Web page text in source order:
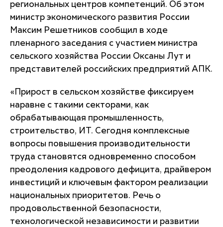
региональных центров компетенций. Об этом
министр экономического развития России
Максим Решетников сообщил в ходе
пленарного заседания с участием министра
сельского хозяйства России Оксаны Лут и
представителей российских предприятий АПК.
« Прирост в сельском хозяйстве фиксируем
наравне с такими секторами, как
обрабатывающая промышленность,
строительство, ИТ. Сегодня комплексные
вопросы повышения производительности
труда становятся одновременно способом
преодоления кадрового дефицита, драйвером
инвестиций и ключевым фактором реализации
национальных приоритетов. Речь о
продовольственной безопасности,
технологической независимости и развитии